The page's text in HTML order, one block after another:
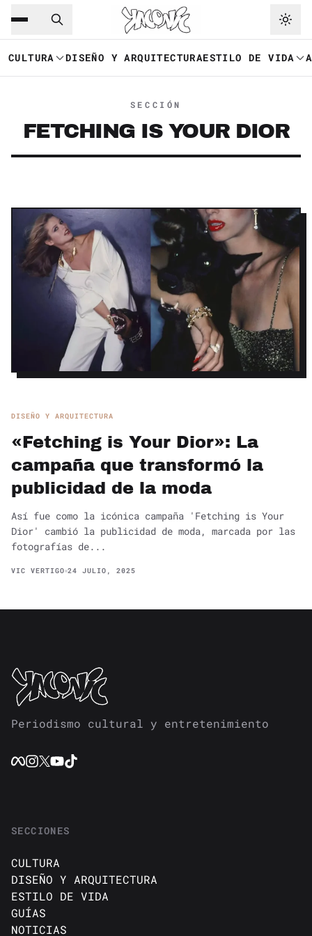
Saltar al contenido principal
CULTURA DISEÑO Y ARQUITECTURAESTILO DE VIDA
SECCIÓN
FETCHING IS YOUR DIOR
DISEÑO Y ARQUITECTURA
«Fetching is Your Dior»: La
campaña que transformó la
publicidad de la moda
Así fue como la icónica campaña 'Fetching is Your
Dior' cambió la publicidad de moda, marcada por las
fotografías de...
VIC VERTIGO 24 JULIO, 2025
Periodismo cultural y entretenimiento
SECCIONES
CULTURA
DISEÑO Y ARQUITECTURA
ESTILO DE VIDA
GUÍAS
NOTICIAS